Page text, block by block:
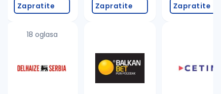
Zapratite
18 oglasa
Zapratite Zapratite